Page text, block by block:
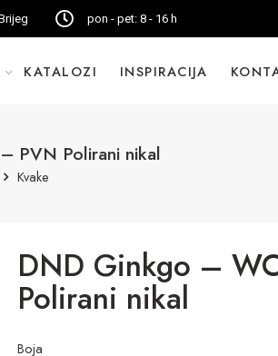
pon - pet: 8 - 16 h
KATALOZI INSPIRACIJA
PVN Polirani nikal
Kvake
DND Ginkgo –
Polirani nikal
Boja